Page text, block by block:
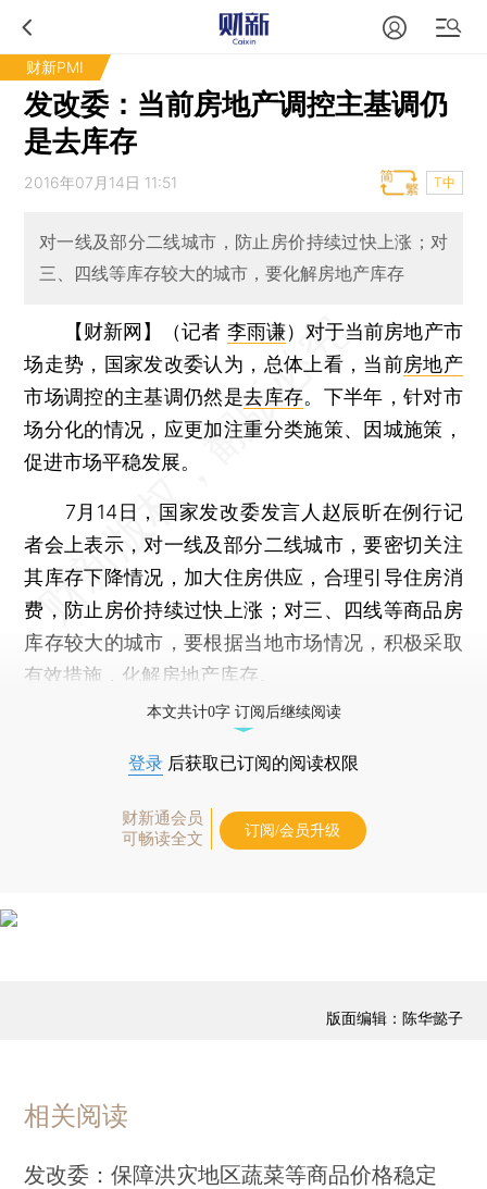
财新PMI
发改委：当前房地产调控主基调仍
是去库存
2016年07月14日 11:51 T中
对一线及部分二线城市，防止房价持续过快上涨；对
三、四线等库存较大的城市，要化解房地产库存
【财新网】（记者 李雨谦） 对于当前房地产市
场走势，国家发改委认为，总体上看，当前房地产
市场调控的主基调仍然是去库存。下半年，针对市
场分化的情况，应更加注重分类施策、因城施策，
促进市场平稳发展。
7月14日，国家发改委发言人赵辰昕在例行记
者会上表示，对一线及部分二线城市，要密切关注
其库存下降情况，加大住房供应，合理引导住房消
费，防止房价持续过快上涨；对三、四线等商品房
库存较大的城市，要根据当地市场情况，积极采取
有效措施，化解房地产库存。
本文共计0字 订阅后继续阅读
登录 后获取已订阅的阅读权限
财新通会员
可畅读全文
订阅/会员升级
版面编辑：陈华懿子
相关阅读
发改委：保障洪灾地区蔬菜等商品价格稳定